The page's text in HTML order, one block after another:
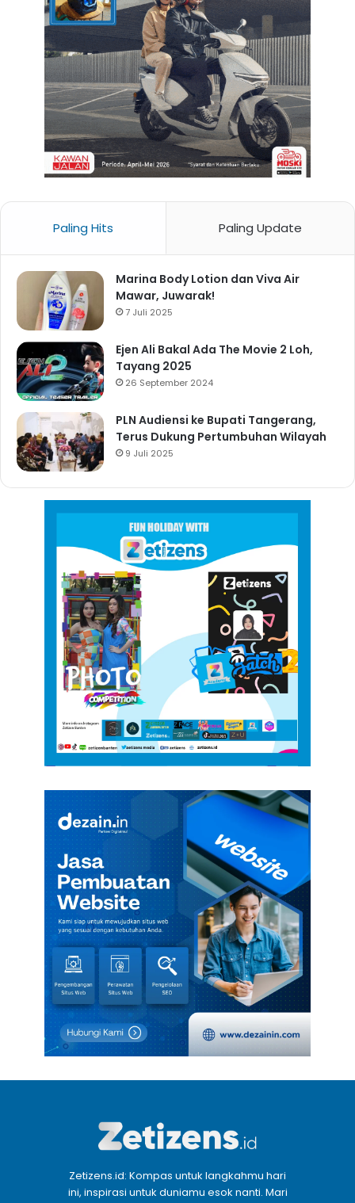
Paling Hits Paling Update
Marina Body Lotion dan Viva Air
Mawar, Juwarak!
7 Juli 2025
Ejen Ali Bakal Ada The Movie 2 Loh,
Tayang 2025
26 September 2024
PLN Audiensi ke Bupati Tangerang,
Terus Dukung Pertumbuhan Wilayah
9 Juli 2025
Zetizens.id: Kompas untuk langkahmu hari
ini, inspirasi untuk duniamu esok nanti. Mari